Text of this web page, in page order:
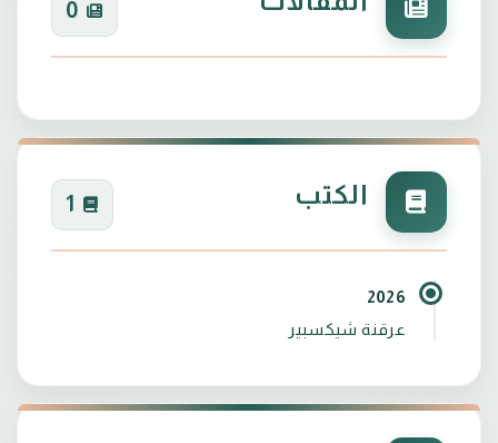
0
الكتب 1
2026
عرقنة شيكسبير